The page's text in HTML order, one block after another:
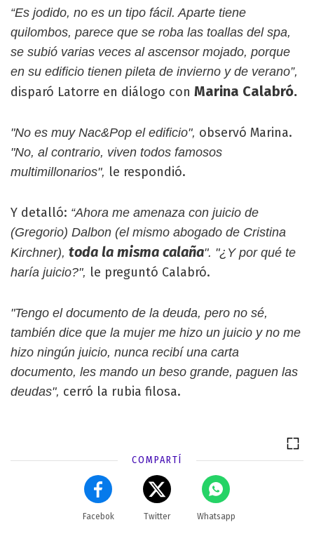
“Es jodido, no es un tipo fácil. Aparte tiene
quilombos, parece que se roba las toallas del spa,
se subió varias veces al ascensor mojado, porque
en su edificio tienen pileta de invierno y de verano”,
disparó Latorre en diálogo con Marina Calabró.
"No es muy Nac&Pop el edificio", observó Marina.
"No, al contrario, viven todos famosos
multimillonarios", le respondió.
Y detalló: “Ahora me amenaza con juicio de
(Gregorio) Dalbon (el mismo abogado de Cristina
Kirchner), toda la misma calaña". "¿Y por qué te
haría juicio?", le preguntó Calabró.
"Tengo el documento de la deuda, pero no sé,
también dice que la mujer me hizo un juicio y no me
hizo ningún juicio, nunca recibí una carta
documento, les mando un beso grande, paguen las
deudas", cerró la rubia filosa.
COMPARTÍ
Facebok Twitter Whatsapp